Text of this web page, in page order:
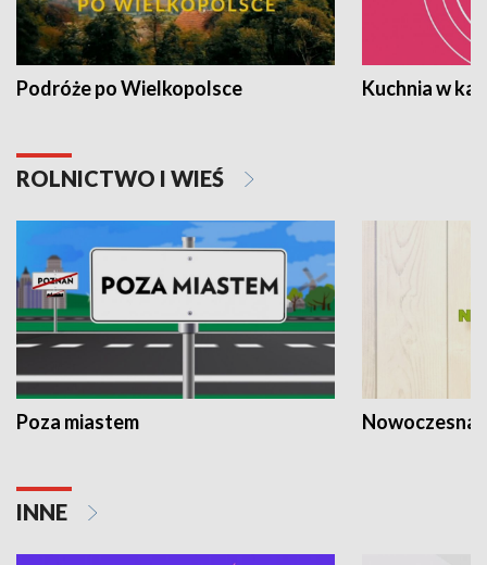
Podróże po Wielkopolsce Kuchnia w
ROLNICTWO I WIEŚ
Poza miastem Nowoczesna
INNE